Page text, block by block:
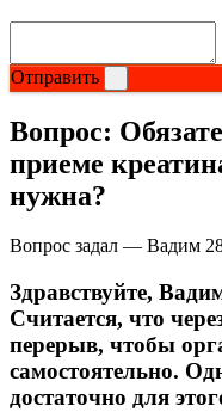
Шейкеры и бутылки
Фитнес резинки
Полезные продукты
Отправить
Вопрос:
приеме
нужна?
Вопрос задал — Вадим
Здравствуйте,
Считается, что
перерыв, чтобы
самостоятельно.
достаточно для